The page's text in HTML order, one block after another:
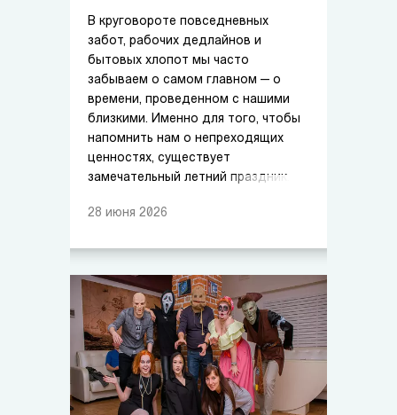
В круговороте повседневных
забот, рабочих дедлайнов и
бытовых хлопот мы часто
забываем о самом главном — о
времени, проведенном с нашими
близкими. Именно для того, чтобы
напомнить нам о непреходящих
ценностях, существует
замечательный летний праздник.
28 июня 2026